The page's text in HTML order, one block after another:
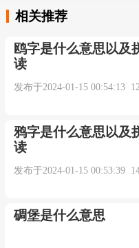
Old English
for," verbal form of
move, prove, but
is generally made to
相关推荐
鸥字是什么意思以及
读
发布于2024-01-15 00:54:13
鸦字是什么意思以及
读
发布于2024-01-15 00:53:39
碉堡是什么意思